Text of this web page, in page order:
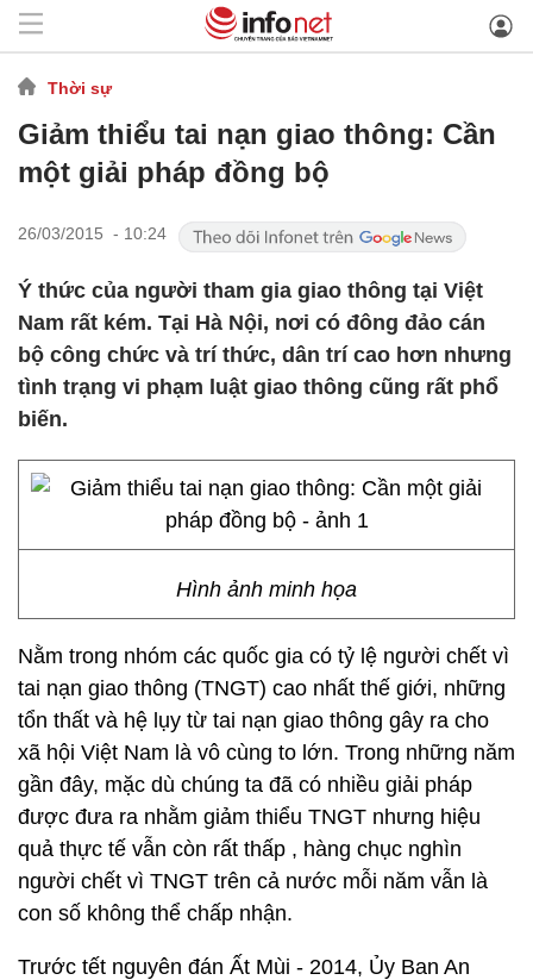
Thời sự
Giảm thiểu tai nạn giao thông: Cần
một giải pháp đồng bộ
26/03/2015 - 10:24
Ý thức của người tham gia giao thông tại Việt
Nam rất kém. Tại Hà Nội, nơi có đông đảo cán
bộ công chức và trí thức, dân trí cao hơn nhưng
tình trạng vi phạm luật giao thông cũng rất phổ
biến.
Hình ảnh minh họa
Nằm trong nhóm các quốc gia có tỷ lệ người chết vì
tai nạn giao thông (TNGT) cao nhất thế giới, những
tổn thất và hệ lụy từ tai nạn giao thông gây ra cho
xã hội Việt Nam là vô cùng to lớn. Trong những năm
gần đây, mặc dù chúng ta đã có nhiều giải pháp
được đưa ra nhằm giảm thiểu TNGT nhưng hiệu
quả thực tế vẫn còn rất thấp , hàng chục nghìn
người chết vì TNGT trên cả nước mỗi năm vẫn là
con số không thể chấp nhận.
Trước tết nguyên đán Ất Mùi - 2014, Ủy Ban An